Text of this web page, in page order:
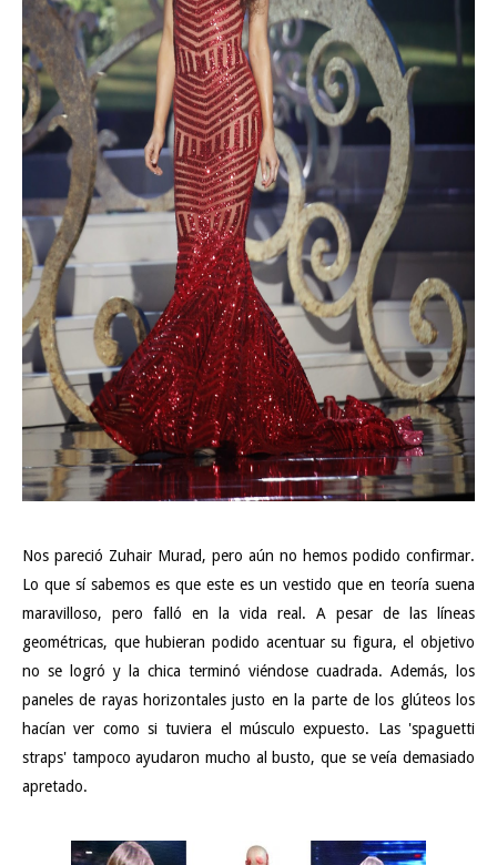
Nos pareció Zuhair Murad, pero aún no hemos podido confirmar.
Lo que sí sabemos es que este es un vestido que en teoría suena
maravilloso, pero falló en la vida real. A pesar de las líneas
geométricas, que hubieran podido acentuar su figura, el objetivo
no se logró y la chica terminó viéndose cuadrada. Además, los
paneles de rayas horizontales justo en la parte de los glúteos los
hacían ver como si tuviera el músculo expuesto. Las 'spaguetti
straps' tampoco ayudaron mucho al busto, que se veía demasiado
apretado.